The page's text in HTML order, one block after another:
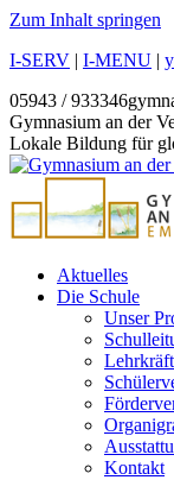
Zum Inhalt springen
I-SERV | I-MENU |
05943 / 933346
Gymnasium an der
Lokale Bildung für
Aktuelles
Die Schule
Unser
Kontakt